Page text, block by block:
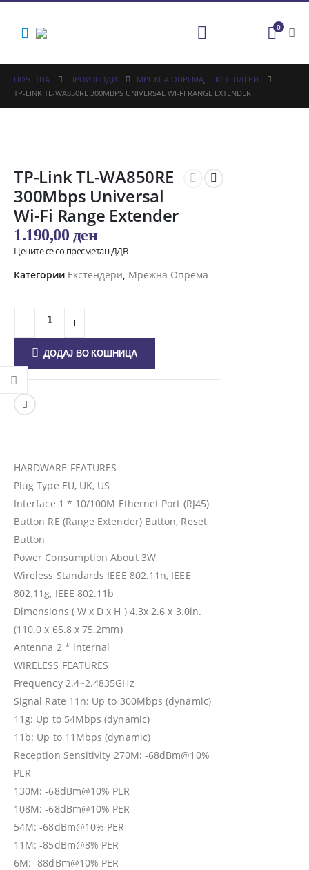
0
ПОЧЕТНА ПРОИЗВОДИ МРЕЖНА ОПРЕМА,
ЕКСТЕНДЕРИ
TP-LINK TL-WA850RE 300MBPS UNIVERSAL WI-FI RANGE EXTENDER
TP-Link TL-WA850RE
300Mbps Universal
Wi-Fi Range Extender
1.190,00 ден
Цените се со пресметан ДДВ
Категории Екстендери, Мрежна Опрема
ДОДАЈ ВО КОШНИЦА
HARDWARE FEATURES
Plug Type EU, UK, US
Interface 1 * 10/100M Ethernet Port (RJ45)
Button RE (Range Extender) Button, Reset
Button
Power Consumption About 3W
Wireless Standards IEEE 802.11n, IEEE
802.11g, IEEE 802.11b
Dimensions ( W x D x H ) 4.3x 2.6 x 3.0in.
(110.0 x 65.8 x 75.2mm)
Antenna 2 * internal
WIRELESS FEATURES
Frequency 2.4~2.4835GHz
Signal Rate 11n: Up to 300Mbps (dynamic)
11g: Up to 54Mbps (dynamic)
11b: Up to 11Mbps (dynamic)
Reception Sensitivity 270M: -68dBm@10%
PER
130M: -68dBm@10% PER
108M: -68dBm@10% PER
54M: -68dBm@10% PER
11M: -85dBm@8% PER
6M: -88dBm@10% PER